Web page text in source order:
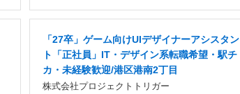
「27卒」ゲーム向けUIデザイナーアシスタン
ト「正社員」IT・デザイン系転職希望・駅チ
カ・未経験歓迎/港区港南2丁目
株式会社プロジェクトトリガー